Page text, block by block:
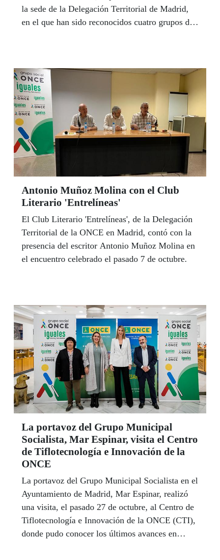
la sede de la Delegación Territorial de Madrid,
en el que han sido reconocidos cuatro grupos de
Antonio Muñoz Molina con el Club
Literario 'Entrelíneas'
El Club Literario 'Entrelíneas', de la Delegación
Territorial de la ONCE en Madrid, contó con la
presencia del escritor Antonio Muñoz Molina en
el encuentro celebrado el pasado 7 de octubre.
La portavoz del Grupo Municipal
Socialista, Mar Espinar, visita el Centro
de Tiflotecnología e Innovación de la
ONCE
La portavoz del Grupo Municipal Socialista en el
Ayuntamiento de Madrid, Mar Espinar, realizó
una visita, el pasado 27 de octubre, al Centro de
Tiflotecnología e Innovación de la ONCE (CTI),
donde pudo conocer los últimos avances en